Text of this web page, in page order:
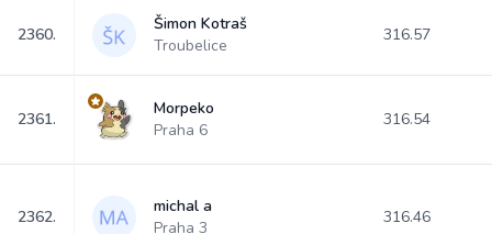
2360.
Šimon Kotraš
Troubelice
316.57
2361.
Morpeko
Praha 6
316.54
2362.
michal a
Praha 3
316.46